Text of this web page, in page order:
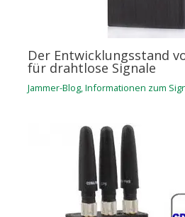
Der Entwicklungsstand
für drahtlose Signale
Jammer-Blog,Informationen zum